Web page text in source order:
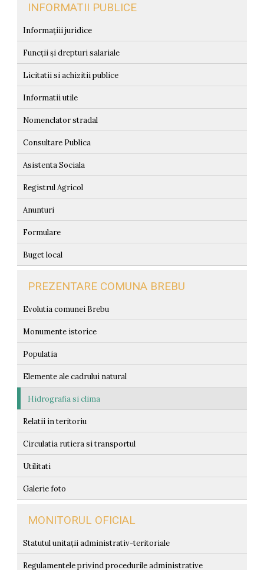
INFORMATII PUBLICE
Informațiii juridice
Funcții și drepturi salariale
Licitatii si achizitii publice
Informatii utile
Nomenclator stradal
Consultare Publica
Asistenta Sociala
Registrul Agricol
Anunturi
Formulare
Buget local
PREZENTARE COMUNA BREBU
Evolutia comunei Brebu
Monumente istorice
Populatia
Elemente ale cadrului natural
Hidrografia si clima
Relatii in teritoriu
Circulatia rutiera si transportul
Utilitati
Galerie foto
MONITORUL OFICIAL
Statutul unitații administrativ-teritoriale
Regulamentele privind procedurile administrative